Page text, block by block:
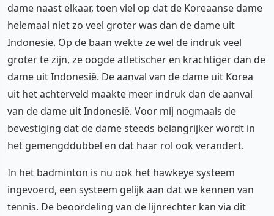
dame naast elkaar, toen viel op dat de Koreaanse dame
helemaal niet zo veel groter was dan de dame uit
Indonesië. Op de baan wekte ze wel de indruk veel
groter te zijn, ze oogde atletischer en krachtiger dan de
dame uit Indonesië. De aanval van de dame uit Korea
uit het achterveld maakte meer indruk dan de aanval
van de dame uit Indonesië. Voor mij nogmaals de
bevestiging dat de dame steeds belangrijker wordt in
het gemengddubbel en dat haar rol ook verandert.
In het badminton is nu ook het hawkeye systeem
ingevoerd, een systeem gelijk aan dat we kennen van
tennis. De beoordeling van de lijnrechter kan via dit